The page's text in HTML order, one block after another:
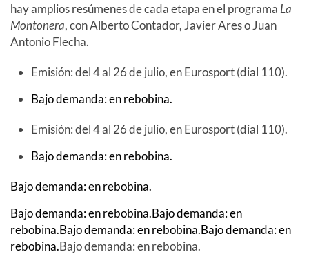
hay amplios resúmenes de cada etapa en el programa La
Montonera, con Alberto Contador, Javier Ares o Juan
Antonio Flecha.
Emisión: del 4 al 26 de julio, en Eurosport (dial 110).
Bajo demanda: en rebobina.
Emisión: del 4 al 26 de julio, en Eurosport (dial 110).
Bajo demanda: en rebobina.
Bajo demanda: en rebobina.
Bajo demanda: en rebobina.Bajo demanda: en
rebobina.Bajo demanda: en rebobina.Bajo demanda: en
rebobina.Bajo demanda: en rebobina.